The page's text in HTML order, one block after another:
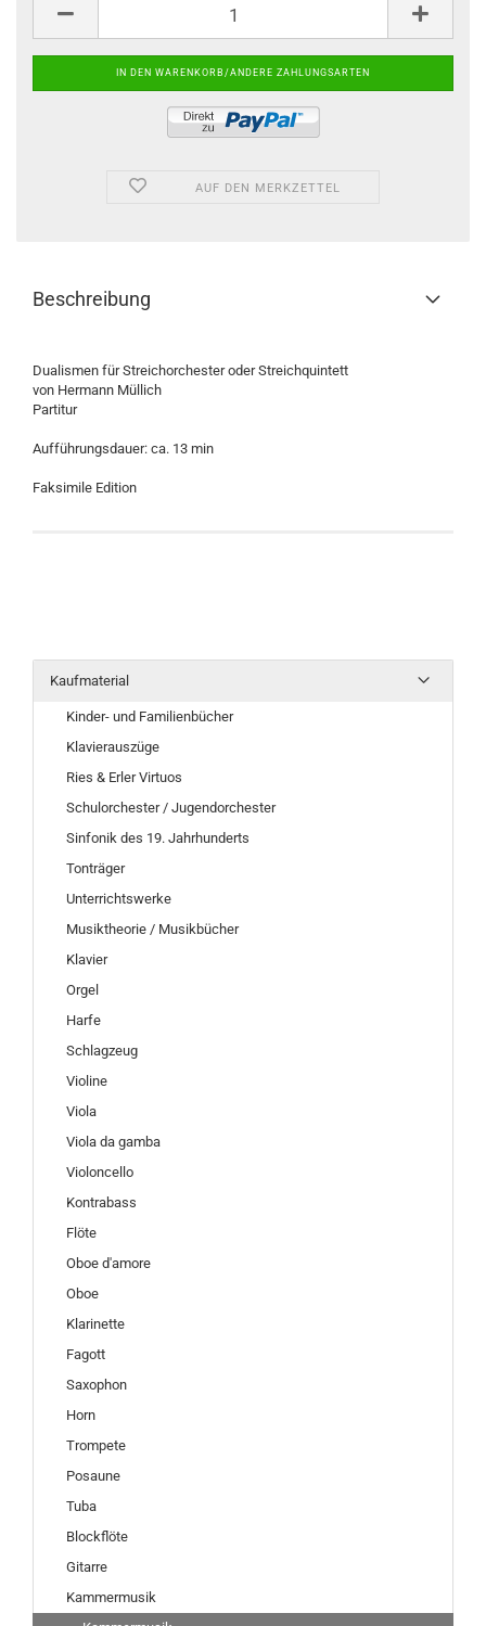
AUF DEN MERKZETTEL
Beschreibung
Dualismen für Streichorchester oder Streichquintett
von Hermann Müllich
Partitur
Aufführungsdauer: ca. 13 min
Faksimile Edition
Kaufmaterial
Kinder- und Familienbücher
Klavierauszüge
Ries & Erler Virtuos
Schulorchester / Jugendorchester
Sinfonik des 19. Jahrhunderts
Tonträger
Unterrichtswerke
Musiktheorie / Musikbücher
Klavier
Orgel
Harfe
Schlagzeug
Violine
Viola
Viola da gamba
Violoncello
Kontrabass
Flöte
Oboe d'amore
Oboe
Klarinette
Fagott
Saxophon
Horn
Trompete
Posaune
Tuba
Blockflöte
Gitarre
Kammermusik